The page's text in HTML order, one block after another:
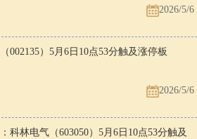
2026/5/6
002135）5月6日10点53分触及涨停板
2026/5/6
科林电气（603050）5月6日10点53分触及